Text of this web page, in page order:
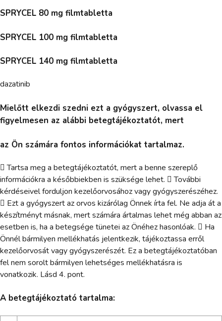
SPRYCEL 80 mg filmtabletta
SPRYCEL 100 mg filmtabletta
SPRYCEL 140 mg filmtabletta
dazatinib
Mielőtt elkezdi szedni ezt a gyógyszert, olvassa el
figyelmesen az alábbi betegtájékoztatót, mert
az Ön számára fontos információkat tartalmaz.
 Tartsa meg a betegtájékoztatót, mert a benne szereplő
információkra a későbbiekben is szüksége lehet.  További
kérdéseivel forduljon kezelőorvosához vagy gyógyszerészéhez.
 Ezt a gyógyszert az orvos kizárólag Önnek írta fel. Ne adja át a
készítményt másnak, mert számára ártalmas lehet még abban az
esetben is, ha a betegsége tünetei az Önéhez hasonlóak.  Ha
Önnél bármilyen mellékhatás jelentkezik, tájékoztassa erről
kezelőorvosát vagy gyógyszerészét. Ez a betegtájékoztatóban
fel nem sorolt bármilyen lehetséges mellékhatásra is
vonatkozik. Lásd 4. pont.
A betegtájékoztató tartalma: